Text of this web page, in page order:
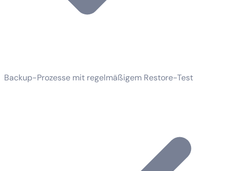
Backup-Prozesse mit regelmäßigem Restore-Test